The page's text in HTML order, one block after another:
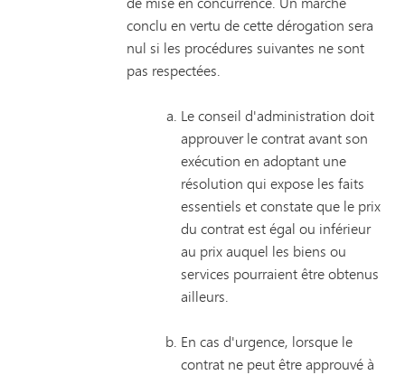
conclu en vertu de cette dérogation sera
nul si les procédures suivantes ne sont
pas respectées.
Le conseil d'administration doit
approuver le contrat avant son
exécution en adoptant une
résolution qui expose les faits
essentiels et constate que le prix
du contrat est égal ou inférieur
au prix auquel les biens ou
services pourraient être obtenus
ailleurs.
En cas d'urgence, lorsque le
contrat ne peut être approuvé à